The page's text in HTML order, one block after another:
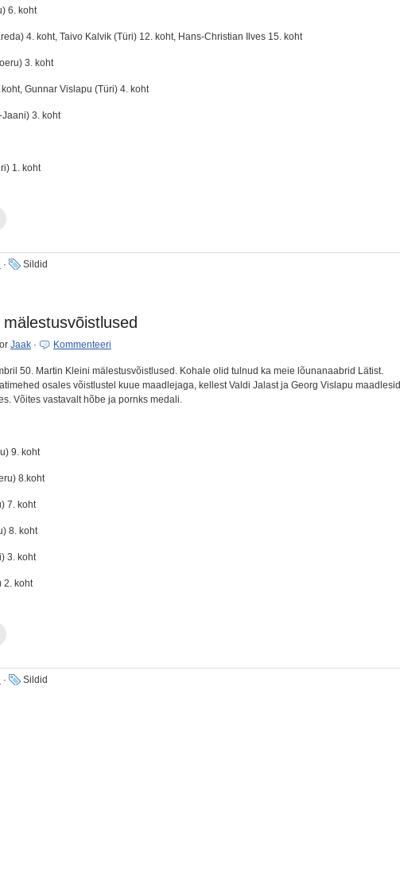
6. koht
4. koht, Taivo Kalvik (Türi) 12. koht, Hans-Christian Ilves 15. koht
3. koht
Gunnar Vislapu (Türi) 4. koht
3. koht
1. koht
· Sildid
Jaak · Kommenteeri
50. Martin Kleini mälestusvõistlused. Kohale olid tulnud ka meie lõunanaabrid Lätist.
osales võistlustel kuue maadlejaga, kellest Valdi Jalast ja Georg Vislapu maadlesid
Võites vastavalt hõbe ja pornks medali.
9. koht
8.koht
7. koht
8. koht
3. koht
2. koht
· Sildid